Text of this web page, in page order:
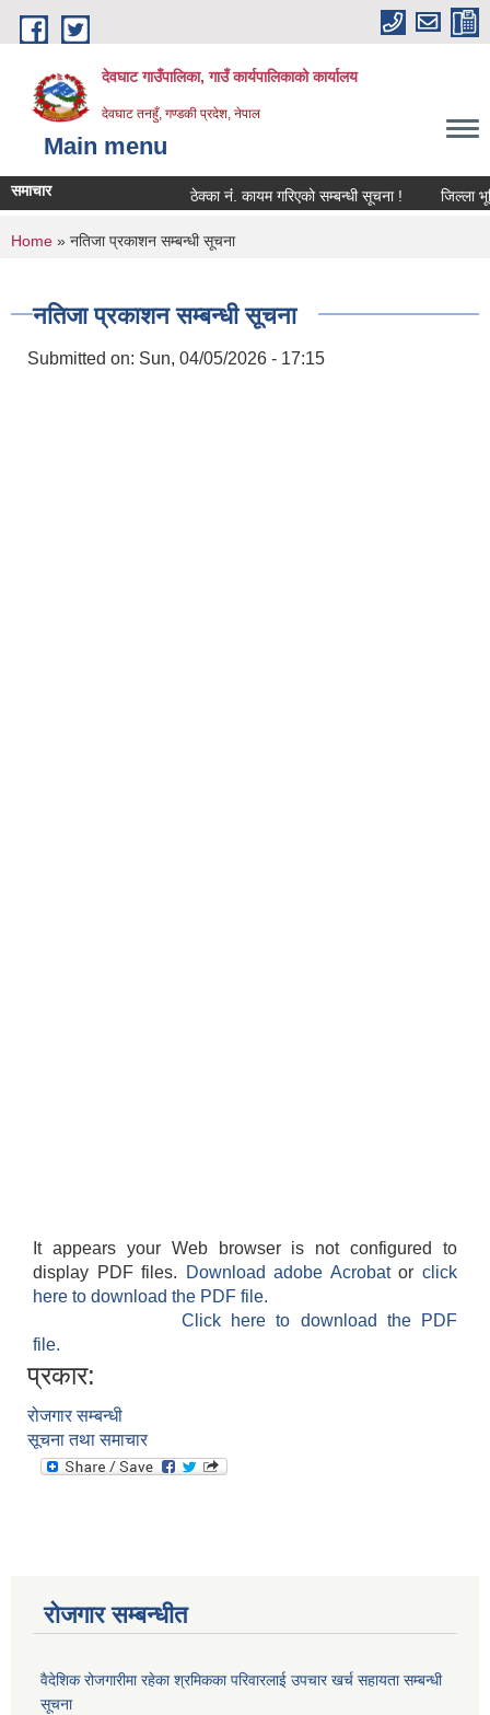
Skip to main content
देवघाट गाउँपालिका, गाउँ कार्यपालिकाको कार्यालय
देवघाट तनहुँ, गण्डकी प्रदेश, नेपाल
Main menu
समाचार ठेक्का नंं. कायम गरिएको सम्बन्धी सूचना ! जिल्ला
You are here
Home » नतिजा प्रकाशन सम्बन्धी सूचना
नतिजा प्रकाशन सम्बन्धी सूचना
Submitted on: Sun, 04/05/2026 - 17:15
It appears your Web browser is not configured to
display PDF files.
Download adobe Acrobatorclick
here to download the PDF file.
Click here to download the PDF
file.
प्रकार:
रोजगार सम्बन्धी
सूचना तथा समाचार
रोजगार सम्बन्धीत
वैदेशिक रोजगारीमा रहेका श्रमिकका परिवारलाई उपचार खर्च सहायता सम्बन्धी
सूचना